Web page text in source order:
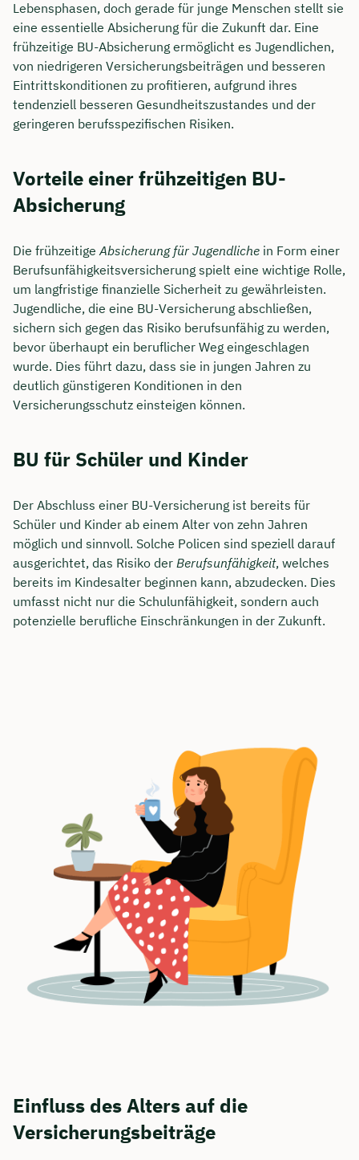
Lebensphasen, doch gerade für junge Menschen stellt sie
eine essentielle Absicherung für die Zukunft dar. Eine
frühzeitige BU-Absicherung ermöglicht es Jugendlichen,
von niedrigeren Versicherungsbeiträgen und besseren
Eintrittskonditionen zu profitieren, aufgrund ihres
tendenziell besseren Gesundheitszustandes und der
geringeren berufsspezifischen Risiken.
Vorteile einer frühzeitigen BU-
Absicherung
Die frühzeitige Absicherung für Jugendliche in Form einer
Berufsunfähigkeitsversicherung spielt eine wichtige Rolle,
um langfristige finanzielle Sicherheit zu gewährleisten.
Jugendliche, die eine BU-Versicherung abschließen,
sichern sich gegen das Risiko berufsunfähig zu werden,
bevor überhaupt ein beruflicher Weg eingeschlagen
wurde. Dies führt dazu, dass sie in jungen Jahren zu
deutlich günstigeren Konditionen in den
Versicherungsschutz einsteigen können.
BU für Schüler und Kinder
Der Abschluss einer BU-Versicherung ist bereits für
Schüler und Kinder ab einem Alter von zehn Jahren
möglich und sinnvoll. Solche Policen sind speziell darauf
ausgerichtet, das Risiko der Berufsunfähigkeit, welches
bereits im Kindesalter beginnen kann, abzudecken. Dies
umfasst nicht nur die Schulunfähigkeit, sondern auch
potenzielle berufliche Einschränkungen in der Zukunft.
Einfluss des Alters auf die
Versicherungsbeiträge